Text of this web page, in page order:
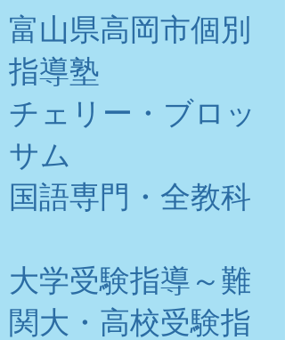
富山県高岡市個別
指導塾
チェリー・ブロッ
サム
​国語専門・全教科
大学受験指導～難
関大・高校受験指